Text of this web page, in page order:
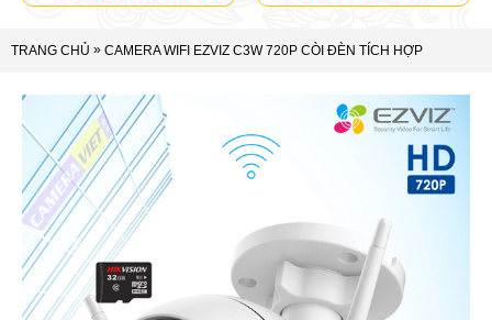
TRANG CHỦ » CAMERA WIFI EZVIZ C3W 720P CÒI ĐÈN TÍCH HỢP